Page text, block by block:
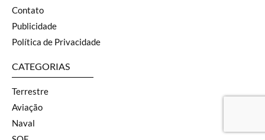
Contato
Publicidade
Política de Privacidade
CATEGORIAS
Terrestre
Aviação
Naval